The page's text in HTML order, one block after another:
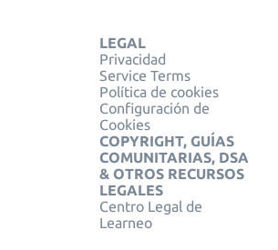
LEGAL
Privacidad
Service Terms
Política de cookies
Configuración de
Cookies
COPYRIGHT, GUÍAS
COMUNITARIAS, DSA
& OTROS RECURSOS
LEGALES
Centro Legal de
Learneo